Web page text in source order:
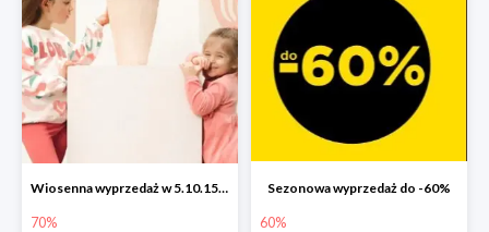
Wiosenna wyprzedaż w 5.10.15 do -70%
70%
Sezonowa wyprzedaż do -60%
60%